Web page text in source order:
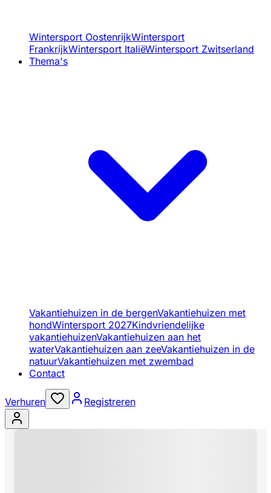
Wintersport OostenrijkWintersport
FrankrijkWintersport ItaliëWintersport Zwitserland
Thema's
Vakantiehuizen in de bergenVakantiehuizen met
hondWintersport 2027Kindvriendelijke
vakantiehuizenVakantiehuizen aan het
waterVakantiehuizen aan zeeVakantiehuizen in de
natuurVakantiehuizen met zwembad
Contact
Verhuren Registreren